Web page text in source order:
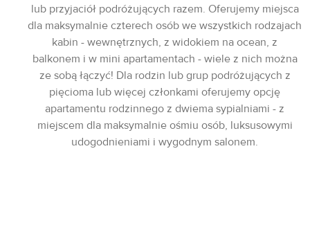
lub przyjaciół podróżujących razem. Oferujemy miejsca
dla maksymalnie czterech osób we wszystkich rodzajach
kabin - wewnętrznych, z widokiem na ocean, z
balkonem i w mini apartamentach - wiele z nich można
ze sobą łączyć! Dla rodzin lub grup podróżujących z
pięcioma lub więcej członkami oferujemy opcję
apartamentu rodzinnego z dwiema sypialniami - z
miejscem dla maksymalnie ośmiu osób, luksusowymi
udogodnieniami i wygodnym salonem.